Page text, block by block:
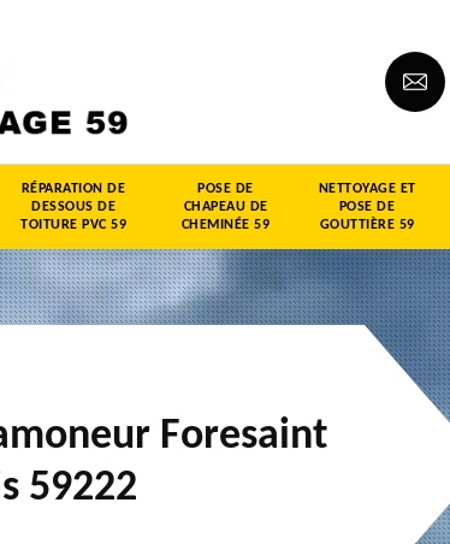
RÉPARATION DE
DESSOUS DE
TOITURE PVC 59
POSE DE
CHAPEAU DE
CHEMINÉE 59
NETTOYAGE ET
POSE DE
GOUTTIÈRE 59
Foresaint
59222